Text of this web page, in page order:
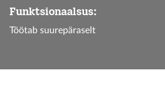
Funktsionaalsus:
Töötab suurepäraselt